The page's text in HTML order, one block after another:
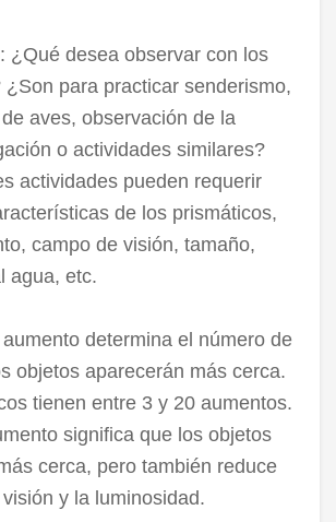
¿Qué desea observar con los
¿Son para practicar senderismo,
aves, observación de la
o actividades similares?
actividades pueden requerir
de los prismáticos,
campo de visión, tamaño,
agua, etc.
determina el número de
objetos aparecerán más cerca.
tienen entre 3 y 20 aumentos.
significa que los objetos
cerca, pero también reduce
y la luminosidad.